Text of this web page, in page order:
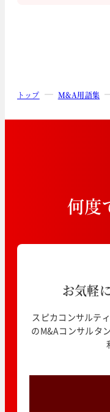
トップ M&A用語集
何度
お気軽
スピカコンサルテ
のM&Aコンサルタ